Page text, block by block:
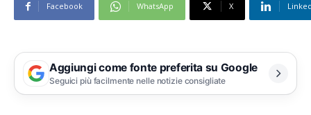
Facebook WhatsApp X
Aggiungi come fonte preferita su Google
Seguici più facilmente nelle notizie consigliate